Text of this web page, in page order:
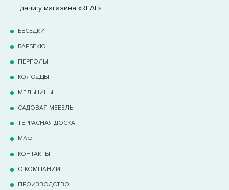
дачи у магазина «REAL»
БЕСЕДКИ
БАРБЕКЮ
ПЕРГОЛЫ
КОЛОДЦЫ
МЕЛЬНИЦЫ
САДОВАЯ МЕБЕЛЬ
ТЕРРАCНАЯ ДОСКА
МАФ
КОНТАКТЫ
О КОМПАНИИ
ПРОИЗВОДСТВО